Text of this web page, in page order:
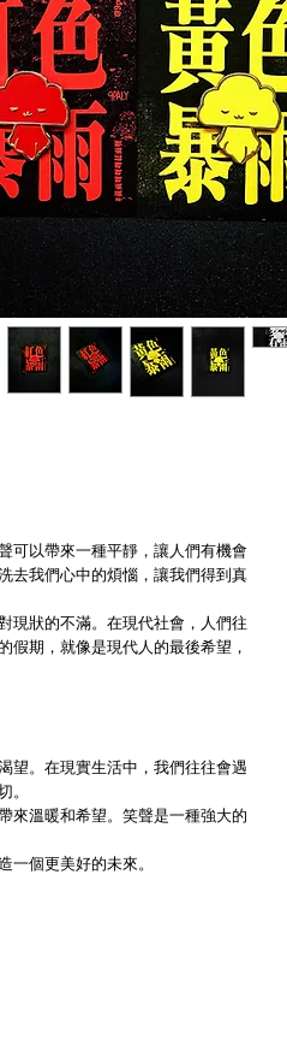
可以帶來一種平靜，讓人們有機會
去我們心中的煩惱，讓我們得到真
現狀的不滿。在現代社會，人們往
假期，就像是現代人的最後希望，
望。在現實生活中，我們往往會遇
。
來溫暖和希望。笑聲是一種強大的
個更美好的未來。